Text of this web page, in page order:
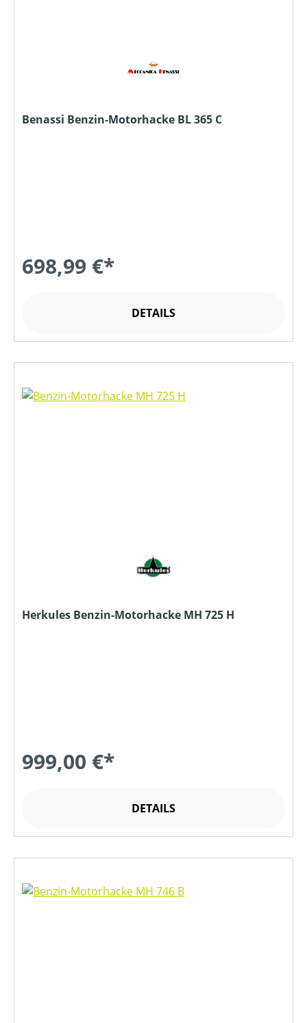
Benassi Benzin-Motorhacke BL 365 C
698,99 €*
DETAILS
Herkules Benzin-Motorhacke MH 725 H
999,00 €*
DETAILS